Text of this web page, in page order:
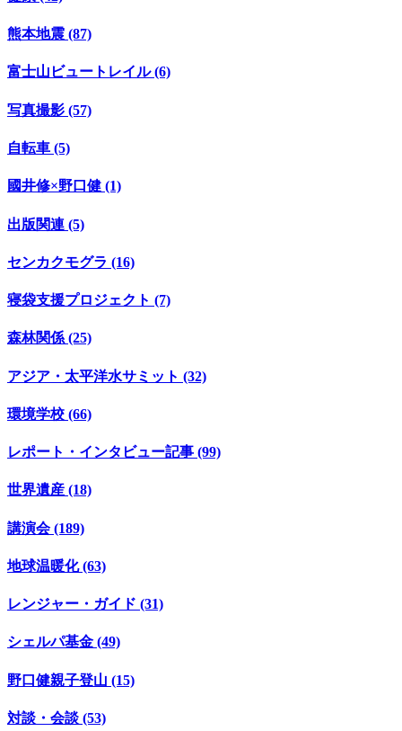
熊本地震 (87)
富士山ビュートレイル (6)
写真撮影 (57)
自転車 (5)
國井修×野口健 (1)
出版関連 (5)
センカクモグラ (16)
寝袋支援プロジェクト (7)
森林関係 (25)
アジア・太平洋水サミット (32)
環境学校 (66)
レポート・インタビュー記事 (99)
世界遺産 (18)
講演会 (189)
地球温暖化 (63)
レンジャー・ガイド (31)
シェルパ基金 (49)
野口健親子登山 (15)
対談・会談 (53)